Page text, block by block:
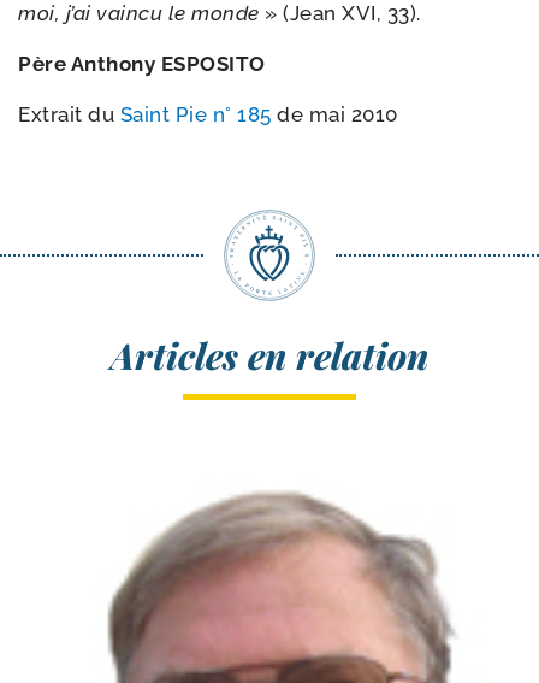
moi, j’ai vain­cu le monde » (Jean XVI, 33).
Père Anthony ESPOSITO
Extrait du Saint Pie n° 185 de mai 2010
Articles en relation